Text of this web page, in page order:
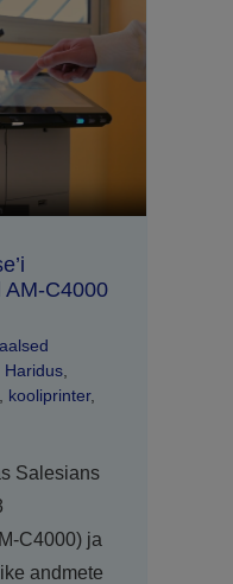
AM-C4000
Haridus,
kooliprinter,
Salesians
C4000) ja
andmete